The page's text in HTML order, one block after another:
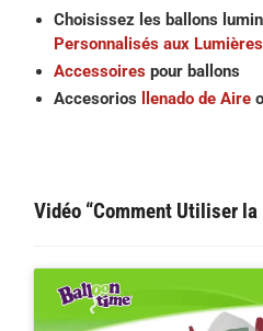
Choisissez les ballons
Personnalisés aux Lumières
Accessoires pour ballons
Accesorios
llenado de Aire o
Vidéo “Comment Utiliser la